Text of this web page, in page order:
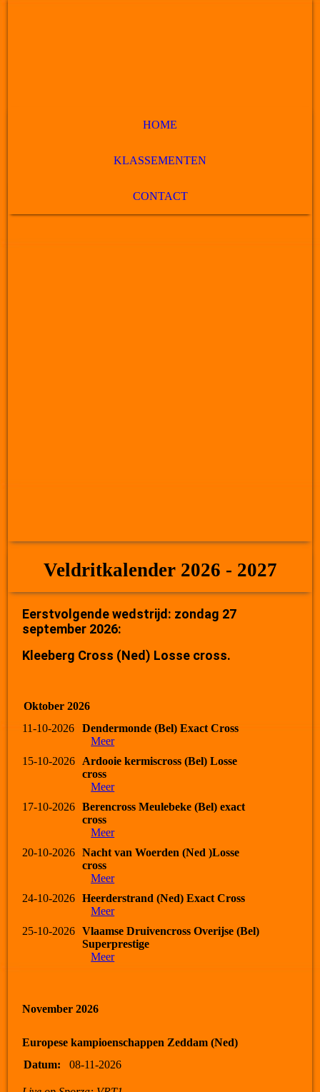
HOME
KLASSEMENTEN
CONTACT
Veldritkalender 2026 - 2027
Eerstvolgende wedstrijd: zondag 27
september 2026:
Kleeberg Cross (Ned) Losse cross.
Oktober 2026
11-10-2026
Dendermonde (Bel) Exact Cross
Meer
15-10-2026
Ardooie kermiscross (Bel) Losse
cross
Meer
17-10-2026
Berencross Meulebeke (Bel) exact
cross
Meer
20-10-2026
Nacht van Woerden (Ned )Losse
cross
Meer
24-10-2026
Heerderstrand (Ned) Exact Cross
Meer
25-10-2026
Vlaamse Druivencross Overijse (Bel)
Superprestige
Meer
November 2026
Europese kampioenschappen Zeddam (Ned)
Datum:
08-11-2026